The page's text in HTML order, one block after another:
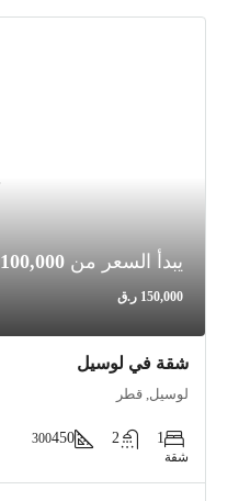
يبدأ السعر من 100,000 ر.ق
150,000 ر.ق
شقة في لوسيل
لوسيل, قطر
1
2
450
300
شقة